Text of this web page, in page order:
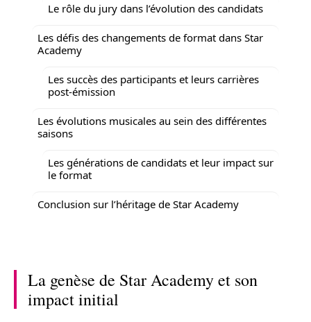
Le rôle du jury dans l’évolution des candidats
Les défis des changements de format dans Star
Academy
Les succès des participants et leurs carrières
post-émission
Les évolutions musicales au sein des différentes
saisons
Les générations de candidats et leur impact sur
le format
Conclusion sur l’héritage de Star Academy
La genèse de Star Academy et son
impact initial